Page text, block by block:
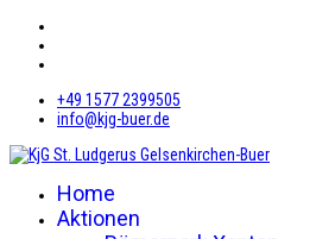
+49 1577 2399505
info@kjg-buer.de
Home
Aktionen